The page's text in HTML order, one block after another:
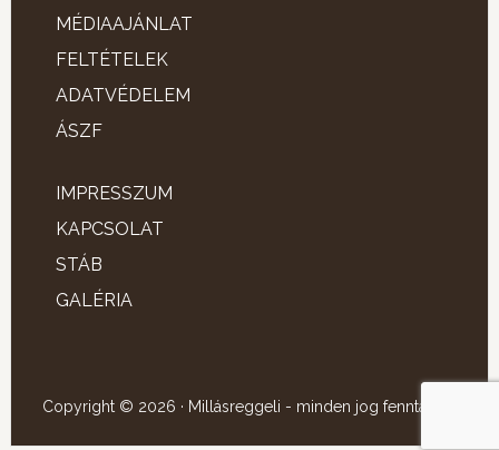
MÉDIAAJÁNLAT
FELTÉTELEK
ADATVÉDELEM
ÁSZF
IMPRESSZUM
KAPCSOLAT
STÁB
GALÉRIA
Copyright © 2026 · Millásreggeli - minden jog fenntartva!